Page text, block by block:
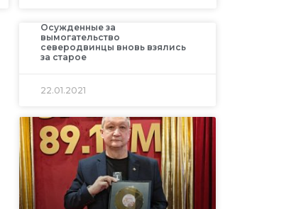
Осужденные за
вымогательство
северодвинцы вновь взялись
за старое
22.01.2021